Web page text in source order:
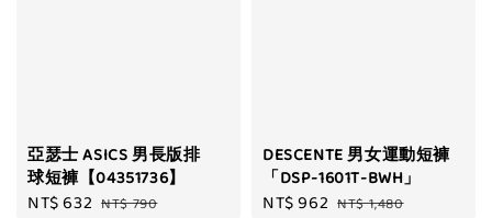
亞瑟士 ASICS 男長版排
球短褲【04351736】
Sale
NT$ 632 Regular
NT$ 790
DESCENTE 男女運動短褲
「DSP-1601T-BWH」
Sale
NT$ 962 Regular
NT$ 1,480